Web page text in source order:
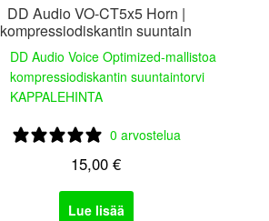
DD Audio VO-CT5x5 Horn |
kompressiodiskantin suuntain
DD Audio Voice Optimized-mallistoa
kompressiodiskantin suuntaintorvi
KAPPALEHINTA
0 arvostelua
15,00€
Lue lisää